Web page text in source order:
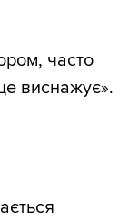
часто
виснажує».